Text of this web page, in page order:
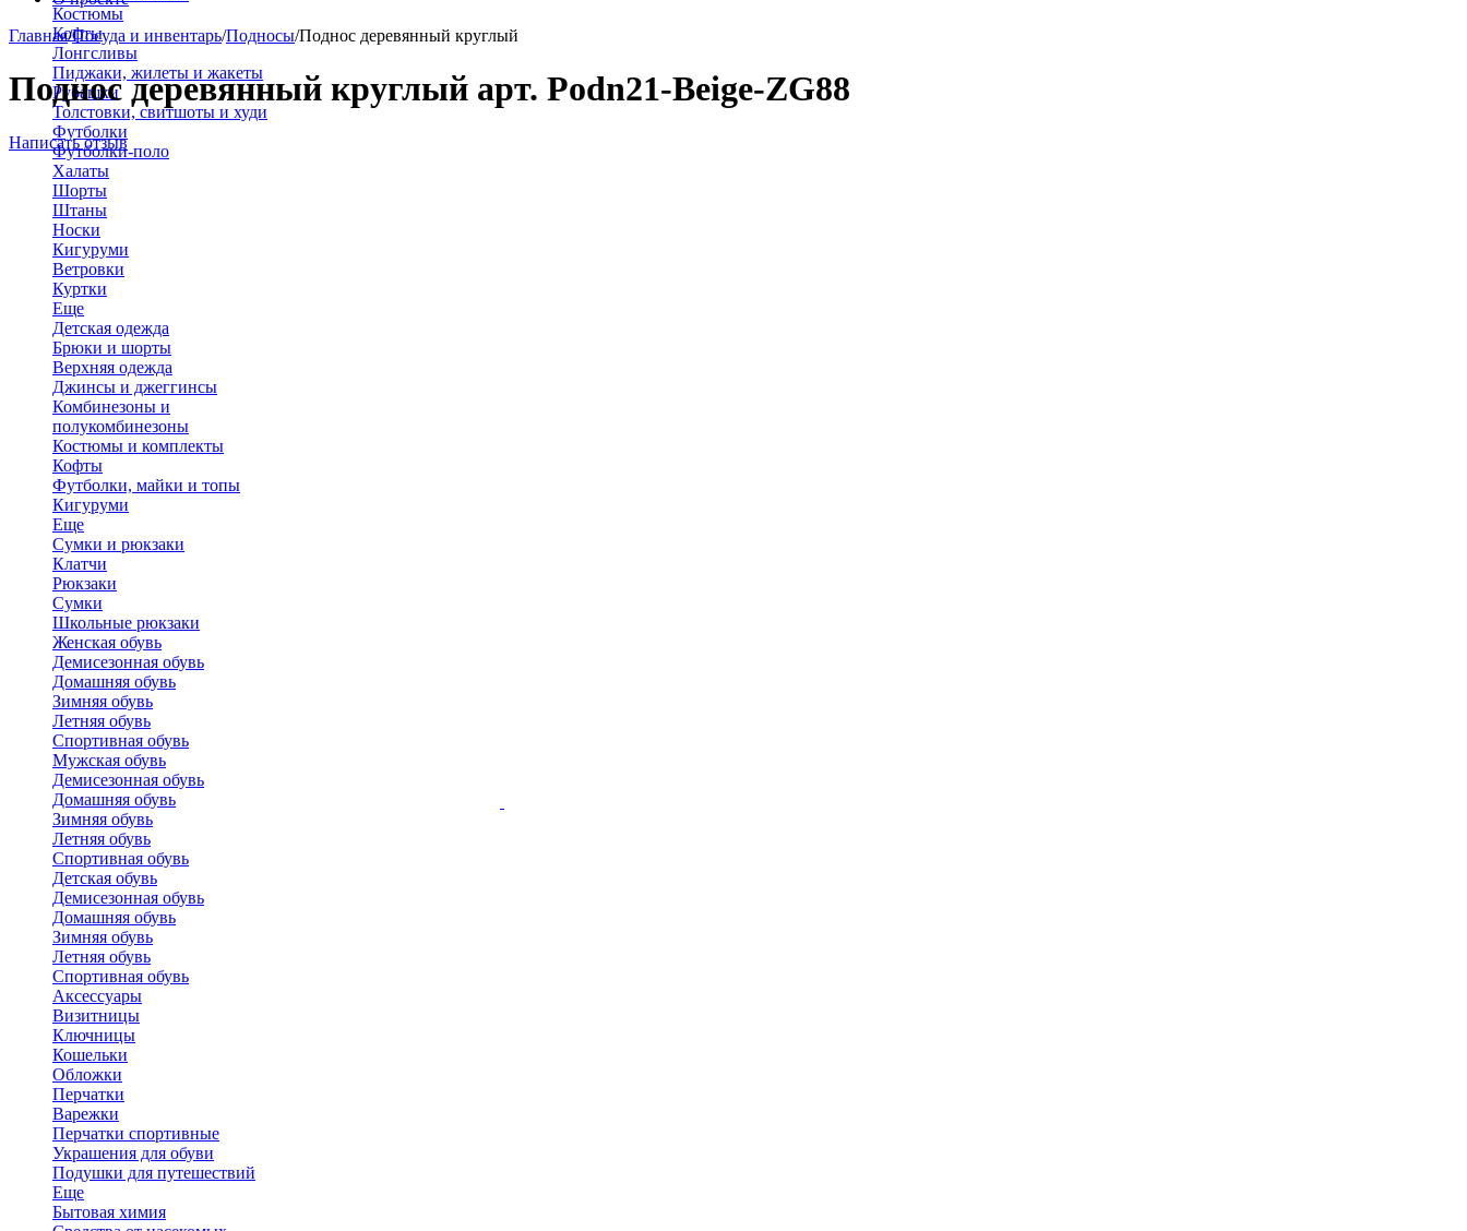
Костюмы
Кофты
Лонгсливы
Пиджаки, жилеты и жакеты
Рубашки
Толстовки, свитшоты и худи
Футболки
Футболки-поло
Халаты
Шорты
Штаны
Носки
Кигуруми
Ветровки
Куртки
Еще
Детская одежда
Брюки и шорты
Верхняя одежда
Джинсы и джеггинсы
Комбинезоны и
полукомбинезоны
Костюмы и комплекты
Кофты
Футболки, майки и топы
Кигуруми
Еще
Сумки и рюкзаки
Клатчи
Рюкзаки
Сумки
Школьные рюкзаки
Женская обувь
Демисезонная обувь
Домашняя обувь
Зимняя обувь
Летняя обувь
Спортивная обувь
Мужская обувь
Демисезонная обувь
Домашняя обувь
Зимняя обувь
Летняя обувь
Спортивная обувь
Детская обувь
Демисезонная обувь
Домашняя обувь
Зимняя обувь
Летняя обувь
Спортивная обувь
Аксессуары
Визитницы
Ключницы
Кошельки
Обложки
Перчатки
Варежки
Перчатки спортивные
Украшения для обуви
Подушки для путешествий
Еще
Бытовая химия
Главная/Посуда и инвентарь/Подносы/Поднос деревянный круглый
Поднос деревянный круглый арт. Podn21-Beige-ZG88
Написать отзыв